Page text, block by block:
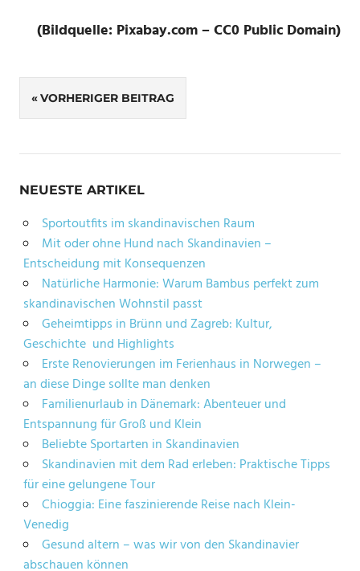
(Bildquelle: Pixabay.com – CC0 Public Domain)
Beitragsnavigation
VORHERIGER BEITRAG
NEUESTE ARTIKEL
Sportoutfits im skandinavischen Raum
Mit oder ohne Hund nach Skandinavien –
Entscheidung mit Konsequenzen
Natürliche Harmonie: Warum Bambus perfekt zum
skandinavischen Wohnstil passt
Geheimtipps in Brünn und Zagreb: Kultur,
Geschichte und Highlights
Erste Renovierungen im Ferienhaus in Norwegen –
an diese Dinge sollte man denken
Familienurlaub in Dänemark: Abenteuer und
Entspannung für Groß und Klein
Beliebte Sportarten in Skandinavien
Skandinavien mit dem Rad erleben: Praktische Tipps
für eine gelungene Tour
Chioggia: Eine faszinierende Reise nach Klein-
Venedig
Gesund altern – was wir von den Skandinavier
abschauen können